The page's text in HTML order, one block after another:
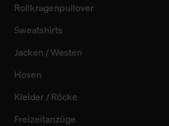
Rollkragenpullover
Sweatshirts
Jacken / Westen
Hosen
Kleider / Röcke
Freizeitanzüge